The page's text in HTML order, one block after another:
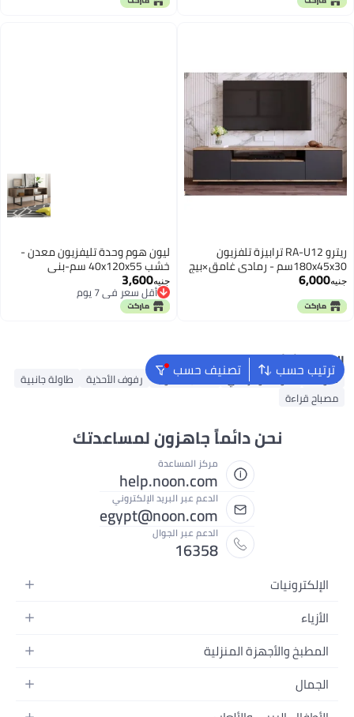
ريترو RA-U12 ترابيزة تلفزيون
180x45x30سم - رمادي غامق×بيج
جنيه6,000
ليون هوم وحدة تليفزيون معدن -
خشب 40x120x55 سم-بني
جنيه3,600
أقل سعر في 7 يوم
أقل سعر في 7 يوم
ترتيب حسب تصنيف حسب البحث الشائع
طاولات طاولات وكراسي مكتب حاسوب رفوف الأحذية
طاولة جانبية
مصباح قراءة
نحن دائماً جاهزون لمساعدتك
مركز المساعدة
help.noon.com
الدعم عبر البريد الإلكتروني
egypt@noon.com
الدعم عبر الجوال
16358
الإلكترونيات
الهواتف المتحركة
أجهزة الكمبيوتر المحمولة
الأجهزة المنزلية
الأزياء
أزياء نسائية
أزياء البنات
المطبخ والأجهزة المنزلية
المطبخ وأدوات الطعام
الجمال
العطور النسائية